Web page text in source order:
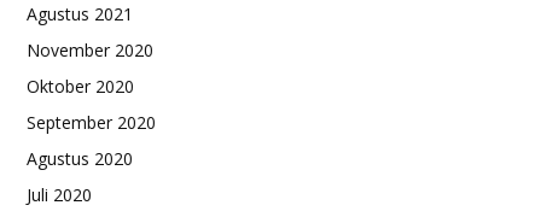
Agustus 2021
November 2020
Oktober 2020
September 2020
Agustus 2020
Juli 2020